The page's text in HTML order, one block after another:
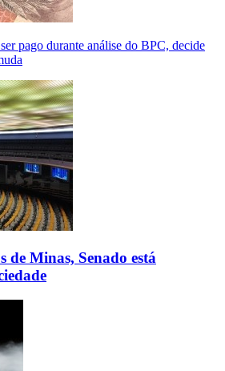
pago durante análise do BPC, decide
de Minas, Senado está